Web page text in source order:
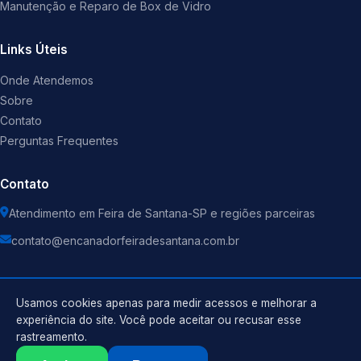
Manutenção e Reparo de Box de Vidro
Links Úteis
Onde Atendemos
Sobre
Contato
Perguntas Frequentes
Contato
Atendimento em Feira de Santana-SP e regiões parceiras
contato@encanadorfeiradesantana.com.br
2026 Encanador . Todos os direitos reservados.
Política de Privacidade
Termos de Uso
Usamos cookies apenas para medir acessos e melhorar a
experiência do site. Você pode aceitar ou recusar esse
rastreamento.